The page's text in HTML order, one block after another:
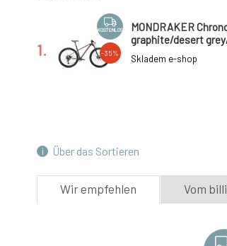
1.
KOSTENLOS
-35%
MONDRAKER
graphite/desert
Skladem e-shop
Über das Sortieren
Wir empfehlen Vom